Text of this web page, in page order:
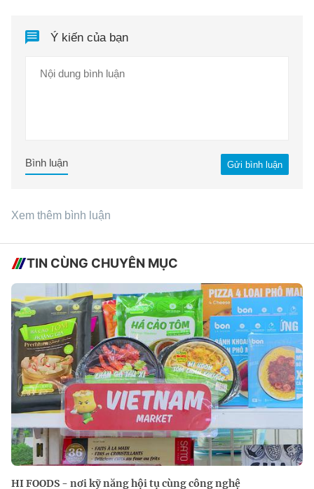
Ý kiến của bạn
Gửi bình luận
Bình luận
Xem thêm bình luận
TIN CÙNG CHUYÊN MỤC
HI FOODS - nơi kỹ năng hội tụ cùng công nghệ